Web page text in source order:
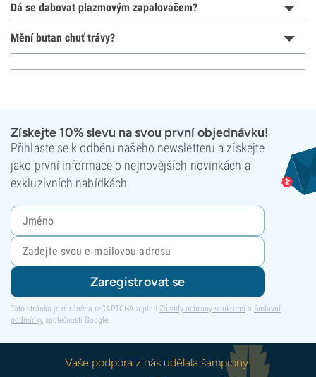
Dá se dabovat plazmovým zapalovačem?
Mění butan chuť trávy?
Získejte 10% slevu na svou první objednávku!
Přihlaste se k odběru našeho newsletteru a získejte
jako první informace o nejnovějších novinkách a
exkluzivních nabídkách.
Zaregistrovat se
Tato stránka je chráněna reCAPTCHA a platí Zásady ochrany soukromí a Smluvní
podmínky společnosti Google.
Vaše podpora z nás udělala šampiony!